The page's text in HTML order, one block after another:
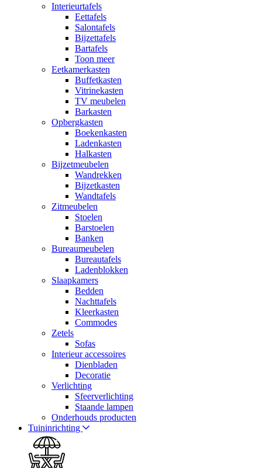
Interieurtafels
Eettafels
Salontafels
Bijzettafels
Bartafels
Toon meer
Eetkamerkasten
Buffetkasten
Vitrinekasten
TV meubelen
Barkasten
Opbergkasten
Boekenkasten
Ladenkasten
Halkasten
Bijzetmeubelen
Wandrekken
Bijzetkasten
Wandtafels
Zitmeubelen
Stoelen
Barstoelen
Banken
Bureaumeubelen
Bureautafels
Ladenblokken
Slaapkamers
Bedden
Nachttafels
Kleerkasten
Commodes
Zetels
Sofas
Interieur accessoires
Dienbladen
Decoratie
Verlichting
Sfeerverlichting
Staande lampen
Onderhouds producten
Tuininrichting